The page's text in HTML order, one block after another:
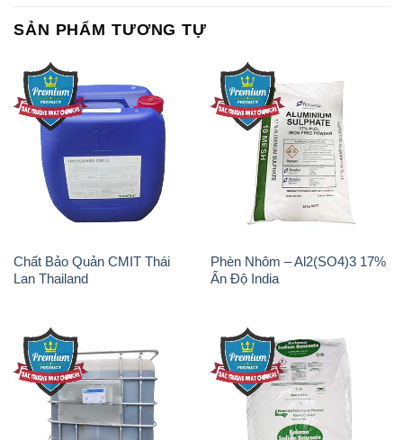
Chất tạo bọt Las P Tico Tank
IBC Bồn Việt Nam
Sodium Benzoate – Mốc Bột
Kalama Food Grade Mỹ Usa
Oxit Titan KA100 – Tio2 Trung
Quốc China
Polymer Diafloc AP 120C
Mitsubishi Nhật Bản Japan